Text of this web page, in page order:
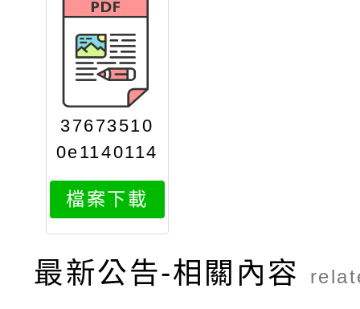
37673510
0e1140114
806attach
1
檔案下載
最新公告-相關內容